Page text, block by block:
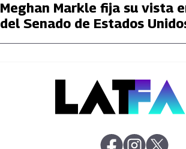
Meghan Markle fija su vista
del Senado de Estados
abre en nueva
abre en